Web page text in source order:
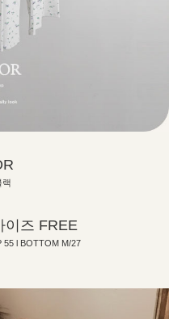
랙
이즈 FREE
55 l BOTTOM M/27